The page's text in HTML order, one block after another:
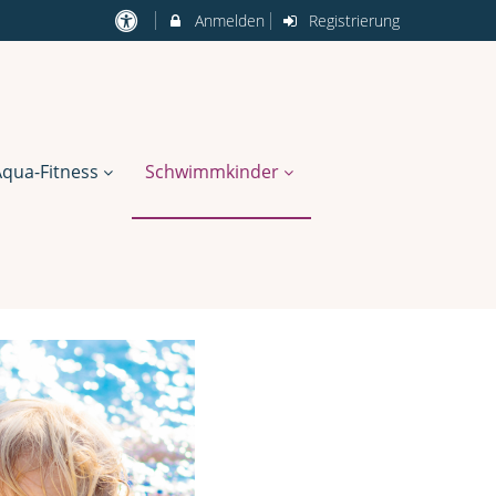
Anmelden Registrierung
Fitness Schwimmkinder